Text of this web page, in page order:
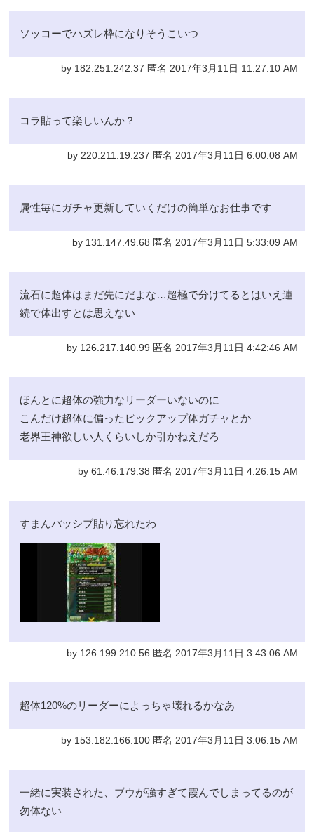
ソッコーでハズレ枠になりそうこいつ
by 182.251.242.37 匿名 2017年3月11日 11:27:10 AM
コラ貼って楽しいんか？
by 220.211.19.237 匿名 2017年3月11日 6:00:08 AM
属性毎にガチャ更新していくだけの簡単なお仕事です
by 131.147.49.68 匿名 2017年3月11日 5:33:09 AM
流石に超体はまだ先にだよな…超極で分けてるとはいえ連
続で体出すとは思えない
by 126.217.140.99 匿名 2017年3月11日 4:42:46 AM
ほんとに超体の強力なリーダーいないのに
こんだけ超体に偏ったピックアップ体ガチャとか
老界王神欲しい人くらいしか引かねえだろ
by 61.46.179.38 匿名 2017年3月11日 4:26:15 AM
すまんパッシブ貼り忘れたわ
by 126.199.210.56 匿名 2017年3月11日 3:43:06 AM
超体120%のリーダーによっちゃ壊れるかなあ
by 153.182.166.100 匿名 2017年3月11日 3:06:15 AM
一緒に実装された、ブウが強すぎて霞んでしまってるのが
勿体ない